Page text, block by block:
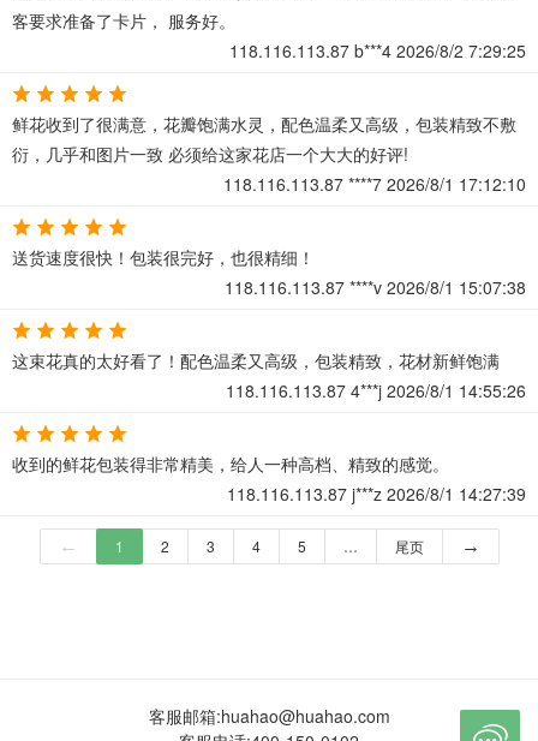
客要求准备了卡片， 服务好。
118.116.113.87 b***4 2026/8/2 7:29:25
鲜花收到了很满意，花瓣饱满水灵，配色温柔又高级，包装精致不敷
衍，几乎和图片一致 必须给这家花店一个大大的好评!
118.116.113.87 ****7 2026/8/1 17:12:10
送货速度很快！包装很完好，也很精细！
118.116.113.87 ****v 2026/8/1 15:07:38
这束花真的太好看了！配色温柔又高级，包装精致，花材新鲜饱满
118.116.113.87 4***j 2026/8/1 14:55:26
收到的鲜花包装得非常精美，给人一种高档、精致的感觉。
118.116.113.87 j***z 2026/8/1 14:27:39
← 1 2 3 4 5 … 尾页 →
客服邮箱:huahao@huahao.com